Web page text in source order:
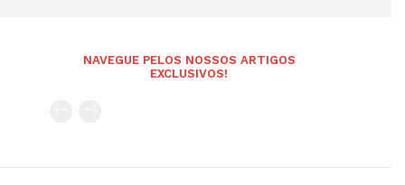
NAVEGUE PELOS NOSSOS ARTIGOS
EXCLUSIVOS!